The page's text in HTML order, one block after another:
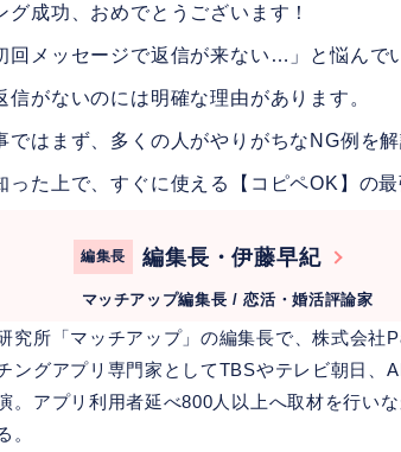
グ成功、おめでとうございます！
回メッセージで返信が来ない…」と悩んで
信がないのには明確な理由があります。
ではまず、多くの人がやりがちなNG例を解
った上で、すぐに使える【コピペOK】の
編集長 編集長・伊藤早紀
マッチアップ編集長 / 恋活・婚活評論家
究所「マッチアップ」の編集長で、株式会社
ングアプリ専門家としてTBSやテレビ朝日、
。アプリ利用者延べ800人以上へ取材を行い
。